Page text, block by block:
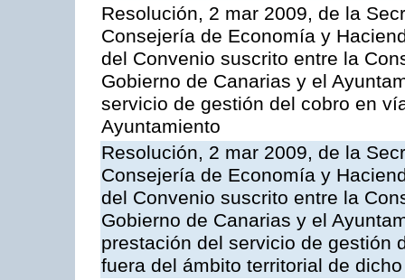
Resolución, 2 mar 2009, de la
Consejería de Economía y
del Convenio suscrito entre la
Gobierno de Canarias y el
servicio de gestión del cobro en
Ayuntamiento
Resolución, 2 mar 2009, de la
Consejería de Economía y
del Convenio suscrito entre la
Gobierno de Canarias y el
prestación del servicio de gestión
fuera del ámbito territorial de